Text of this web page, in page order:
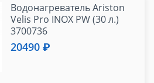
Водонагреватель Ariston
Velis Pro INOX PW (30 л.)
3700736
20490 ₽